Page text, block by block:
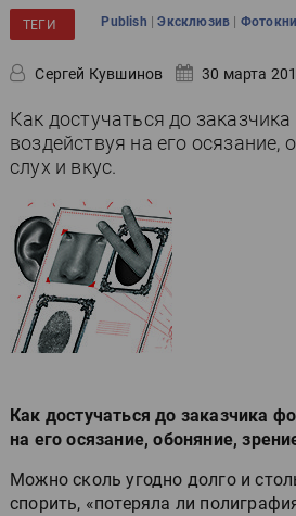
ТЕГИ Publish |Эксклюзив |
Сергей Кувшинов 30 марта
Как достучаться до
воздействуя на его осязание,
слух и вкус.
Как достучаться до заказчика
на его осязание, обоняние,
Можно сколь угодно долго и
спорить, «потеряла ли